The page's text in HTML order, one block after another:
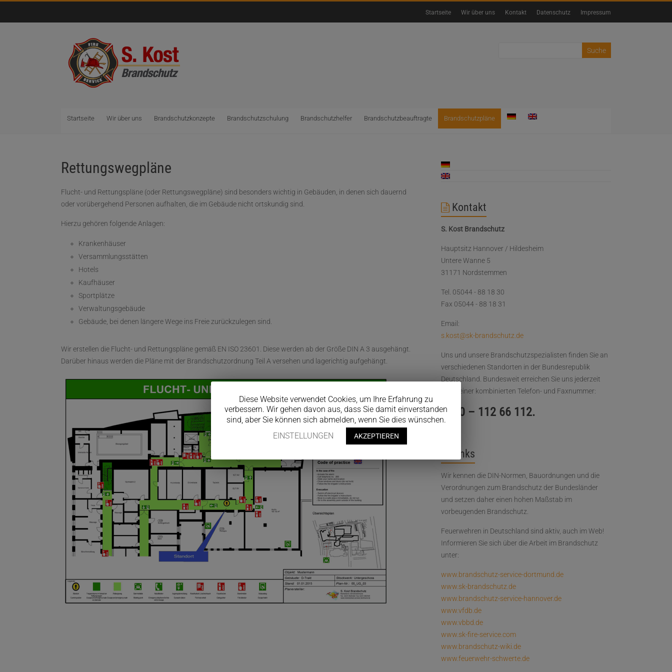
Startseite Wir über uns Kontakt Datenschutz Impressum
Startseite Wir über uns Brandschutzkonzepte Brandschutzschulung Brandschutzhelfer Brandschutzbeauftragte Brandschutzpläne
Rettungswegpläne
Flucht- und Rettungspläne (oder Rettungswegpläne) sind besonders wichtig in Gebäuden, in denen sich dauernd
oder vorübergehend Personen aufhalten, die im Gebäude nicht ortskundig sind.
Hierzu gehören folgende Anlagen:
Krankenhäuser
Versammlungsstätten
Hotels
Kaufhäuser
Sportplätze
Verwaltungsgebäude
Gebäude, bei denen längere Wege ins Freie zurückzulegen sind.
Wir erstellen die Flucht- und Rettungspläne gemäß EN ISO 23601. Diese werden ab der Größe DIN A 3 ausgehängt.
Darüber hinaus werden die Pläne mit der Brandschutzordnung Teil A versehen und lagerichtig aufgehängt.
Kontakt
S. Kost Brandschutz
Hauptsitz Hannover / Hildesheim
Untere Wanne 5
31171 Nordstemmen
Tel. 05044 - 88 18 30
Fax 05044 - 88 18 31
Email:
s.kost@sk-brandschutz.de
Uns und unsere Brandschutzspezialisten finden Sie an
verschiedenen Standorten in der Bundesrepublik
Deutschland. Bundesweit erreichen Sie uns jederzeit
unter einer kombinierten Telefon- und Faxnummer:
0700 – 112 66 112.
Links
Wir kennen die DIN-Normen, Bauordnungen und die
Verordnungen zum Brandschutz der Bundesländer
und setzen daher einen hohen Maßstab im
vorbeugenden Brandschutz.
Feuerwehren in Deutschland sind aktiv, auch im Web!
Informieren Sie sich über die Arbeit im Brandschutz
unter:
www.brandschutz-service-dortmund.de
www.sk-brandschutz.de
www.brandschutz-service-hannover.de
www.vfdb.de
www.vbbd.de
www.sk-fire-service.com
www.brandschutz-wiki.de
www.feuerwehr-schwerte.de
Diese Website verwendet Cookies, um Ihre Erfahrung zu
verbessern. Wir gehen davon aus, dass Sie damit einverstanden
sind, aber Sie können sich abmelden, wenn Sie dies wünschen.
EINSTELLUNGEN
AKZEPTIEREN